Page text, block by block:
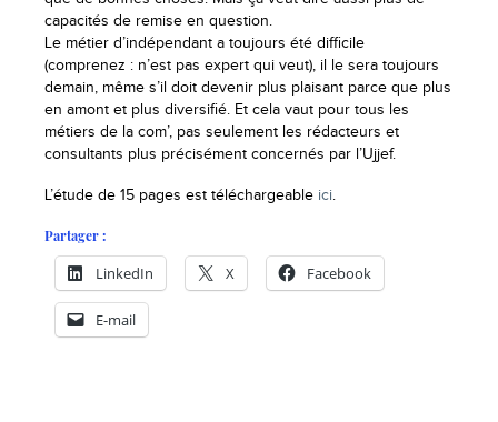
capacités de remise en question.
Le métier d’indépendant a toujours été difficile
(comprenez : n’est pas expert qui veut), il le sera toujours
demain, même s’il doit devenir plus plaisant parce que plus
en amont et plus diversifié. Et cela vaut pour tous les
métiers de la com’, pas seulement les rédacteurs et
consultants plus précisément concernés par l’Ujjef.
L’étude de 15 pages est téléchargeable ici.
Partager :
LinkedIn X Facebook
E-mail